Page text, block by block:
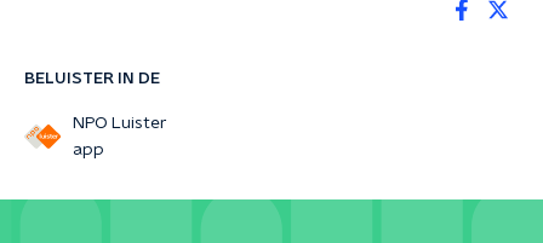
BELUISTER IN DE
NPO Luister
app